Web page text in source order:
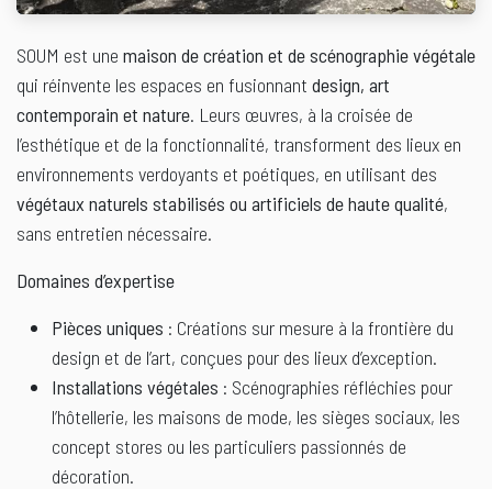
SOUM est une maison de création et de scénographie végétale
qui réinvente les espaces en fusionnant design, art
contemporain et nature. Leurs œuvres, à la croisée de
l’esthétique et de la fonctionnalité, transforment des lieux en
environnements verdoyants et poétiques, en utilisant des
végétaux naturels stabilisés ou artificiels de haute qualité,
sans entretien nécessaire.
Domaines d’expertise
Pièces uniques : Créations sur mesure à la frontière du
design et de l’art, conçues pour des lieux d’exception.
Installations végétales : Scénographies réfléchies pour
l’hôtellerie, les maisons de mode, les sièges sociaux, les
concept stores ou les particuliers passionnés de
décoration.